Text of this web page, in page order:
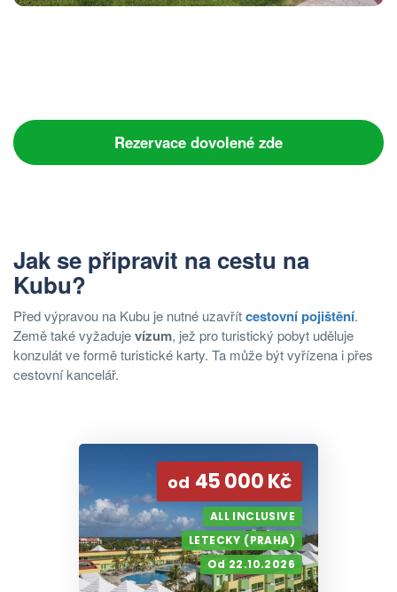
Rezervace dovolené zde
Jak se připravit na cestu na
Kubu?
Před výpravou na Kubu je nutné uzavřítcestovní pojištění.
Země také vyžadujevízum, jež pro turistický pobyt uděluje
konzulát ve formě turistické karty. Ta může být vyřízena i přes
cestovní kancelář.
od 45 000 Kč
ALL INCLUSIVE
LETECKY (PRAHA)
Od 22.10.2026